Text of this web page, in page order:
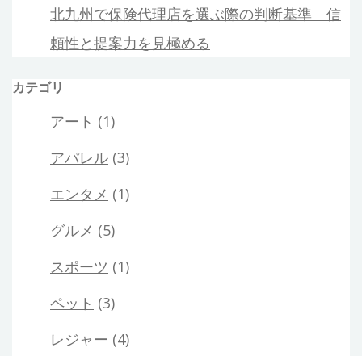
北九州で保険代理店を選ぶ際の判断基準 信
頼性と提案力を見極める
カテゴリ
アート (1)
アパレル (3)
エンタメ (1)
グルメ (5)
スポーツ (1)
ペット (3)
レジャー (4)